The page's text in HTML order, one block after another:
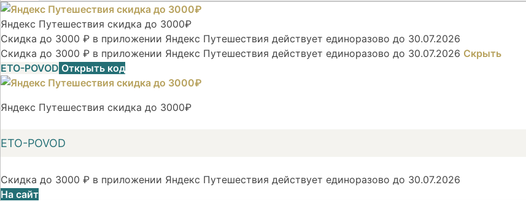
Яндекс Путешествия скидка до 3000₽
Скидка до 3000 ₽ в приложении Яндекс Путешествия действует единоразово до 30.07.2026
Скидка до 3000 ₽ в приложении Яндекс Путешествия действует единоразово до 30.07.2026 Скрыть
ETO-POVOD Открыть код
Яндекс Путешествия скидка до 3000₽
ETO-POVOD
Скидка до 3000 ₽ в приложении Яндекс Путешествия действует единоразово до 30.07.2026
На сайт